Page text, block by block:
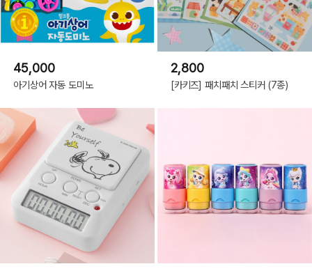
45,000
아기상어 자동 도미노
2,800
[카키즈] 패치패치 스티커 (7종)